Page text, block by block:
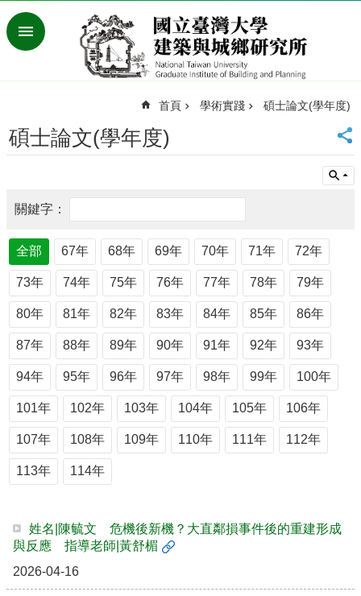
跳到主要內容區塊
進
灣
大
English
最
新
消
息
系
所
簡
介
系
所
成
員
資
訊
課
程
首頁 學術實踐 碩士論文(學年度)
碩士論文(學年度)
全部 67年 68年 69年 70年 71年 72年
73年 74年 75年 76年 77年 78年 79年
80年 81年 82年 83年 84年 85年 86年
87年 88年 89年 90年 91年 92年 93年
94年 95年 96年 97年 98年 99年 100年
101年 102年 103年 104年 105年 106年
107年 108年 109年 110年 111年 112年
113年 114年
姓名|陳毓文 危機後新機？大直鄰損事件後的重建形成
與反應 指導老師|黃舒楣
2026-04-16